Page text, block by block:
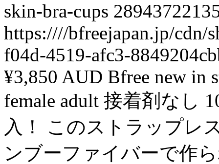
skin-bra-cups
https:////bfreejapan.jp/cdn/
f04d-4519-afc3-
¥3,850 AUD Bfree new in
female adult 接着剤なし
入！ このストラップレ
ンブーファイバーで作